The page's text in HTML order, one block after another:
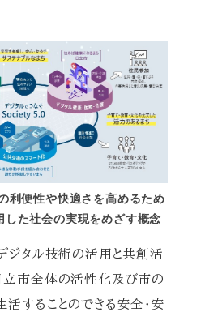
便性や快適さを高めるため
した社会の実現をめざす概念
ジタル技術の活用と共創活
立市全体の活性化及び市の
することのできる安全・安